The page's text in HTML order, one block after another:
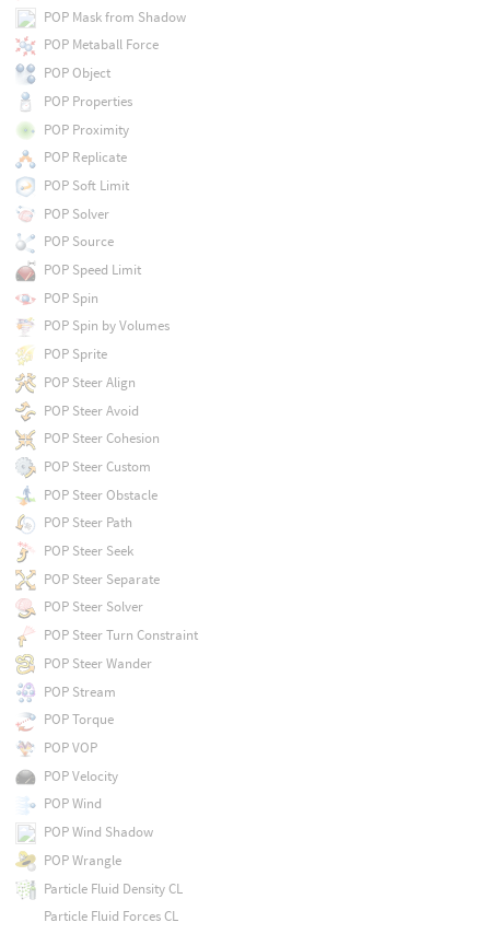
POP Mask from Shadow
POP Metaball Force
POP Object
POP Properties
POP Proximity
POP Replicate
POP Soft Limit
POP Solver
POP Source
POP Speed Limit
POP Spin
POP Spin by Volumes
POP Sprite
POP Steer Align
POP Steer Avoid
POP Steer Cohesion
POP Steer Custom
POP Steer Obstacle
POP Steer Path
POP Steer Seek
POP Steer Separate
POP Steer Solver
POP Steer Turn Constraint
POP Steer Wander
POP Stream
POP Torque
POP VOP
POP Velocity
POP Wind
POP Wind Shadow
POP Wrangle
Particle Fluid Density CL
Particle Fluid Forces CL